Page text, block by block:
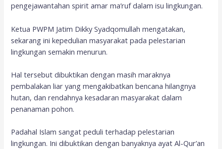
pengejawantahan spirit amar ma’ruf dalam isu lingkungan.
Ketua PWPM Jatim Dikky Syadqomullah mengatakan,
sekarang ini kepedulian masyarakat pada pelestarian
lingkungan semakin menurun.
Hal tersebut dibuktikan dengan masih maraknya
pembalakan liar yang mengakibatkan bencana hilangnya
hutan, dan rendahnya kesadaran masyarakat dalam
penanaman pohon.
Padahal Islam sangat peduli terhadap pelestarian
lingkungan. Ini dibuktikan dengan banyaknya ayat Al-Qur’an